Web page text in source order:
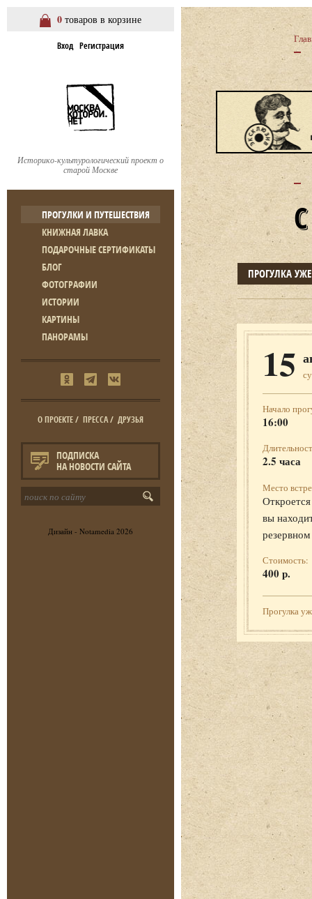
0 товаров в корзине
Вход Регистрация
Историко-культурологический проект о
старой Москве
ПРОГУЛКИ И ПУТЕШЕСТВИЯ
КНИЖНАЯ ЛАВКА
ПОДАРОЧНЫЕ СЕРТИФИКАТЫ
БЛОГ
ФОТОГРАФИИ
ИСТОРИИ
КАРТИНЫ
ПАНОРАМЫ
О ПРОЕКТЕ/ ПРЕССА/ ДРУЗЬЯ
ПОДПИСКА
НА НОВОСТИ САЙТА
Дизайн - Notamedia 2026
ПРОГУЛКА
15
Начало
16:00
2.5 часа
Место
вы
Стоимость:
400 р.
Прогулка